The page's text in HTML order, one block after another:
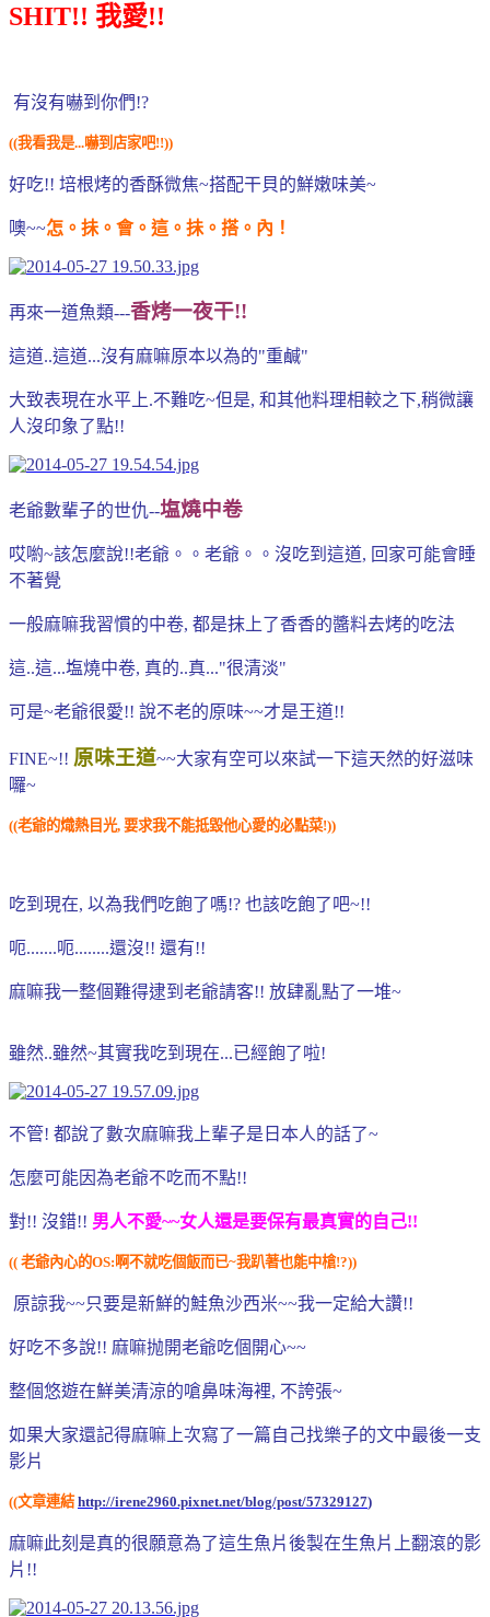
SHIT!! 我愛!!
有沒有嚇到你們!?
((我看我是...嚇到店家吧!!))
好吃!! 培根烤的香酥微焦~搭配干貝的鮮嫩味美~
噢~~怎。抺。會。這。抺。搭。內！
再來一道魚類---香烤一夜干!!
這道..這道...沒有麻嘛原本以為的"重鹹"
大致表現在水平上.不難吃~但是, 和其他料理相較之下,稍微讓
人沒印象了點!!
老爺數輩子的世仇--塩燒中卷
哎喲~該怎麼說!!老爺。。老爺。。沒吃到這道, 回家可能會睡
不著覺
一般麻嘛我習慣的中卷, 都是抹上了香香的醬料去烤的吃法
這..這...塩燒中卷, 真的..真..."很清淡"
可是~老爺很愛!! 說不老的原味~~才是王道!!
FINE~!! 原味王道~~大家有空可以來試一下這天然的好滋味
囉~
((老爺的熾熱目光, 要求我不能抵毀他心愛的必點菜!))
吃到現在, 以為我們吃飽了嗎!? 也該吃飽了吧~!!
呃.......呃........還沒!! 還有!!
麻嘛我一整個難得逮到老爺請客!! 放肆亂點了一堆~
雖然..雖然~其實我吃到現在...已經飽了啦!
不管! 都說了數次麻嘛我上輩子是日本人的話了~
怎麼可能因為老爺不吃而不點!!
對!! 沒錯!! 男人不愛~~女人還是要保有最真實的自己!!
(( 老爺內心的OS:啊不就吃個飯而已~我趴著也能中槍!?))
原諒我~~只要是新鮮的鮭魚沙西米~~我一定給大讚!!
好吃不多說!! 麻嘛抛開老爺吃個開心~~
整個悠遊在鮮美清涼的嗆鼻味海裡, 不誇張~
如果大家還記得麻嘛上次寫了一篇自己找樂子的文中最後一支
影片
((文章連結 http://irene2960.pixnet.net/blog/post/57329127)
麻嘛此刻是真的很願意為了這生魚片後製在生魚片上翻滾的影
片!!